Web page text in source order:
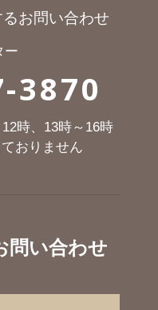
お問い合わせ
ー
3870
時、13時～16時
おりません
問い合わせ